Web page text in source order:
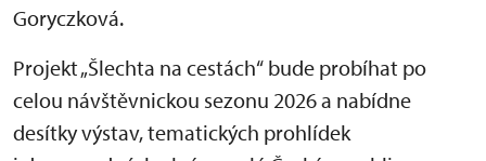
Goryczková.
Projekt „Šlechta na cestách“ bude probíhat po
celou návštěvnickou sezonu 2026 a nabídne
desítky výstav, tematických prohlídek